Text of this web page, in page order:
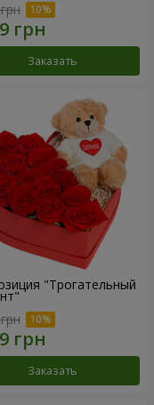
Заказать
"Трогательный
Заказать